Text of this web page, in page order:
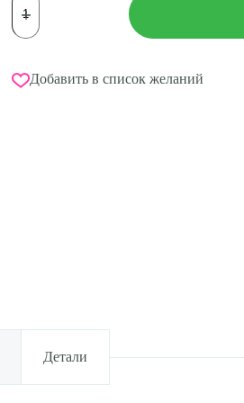
товара
Лента
CHACOTT
762
Canary)
Добавить в список желаний
Детали